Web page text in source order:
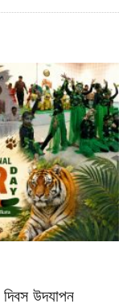
উদযাপন